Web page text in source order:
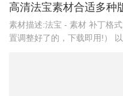
高清法宝素材合适多种
素材描述:法宝 - 素材 补丁格
置调整好了的，下载即用!） 以